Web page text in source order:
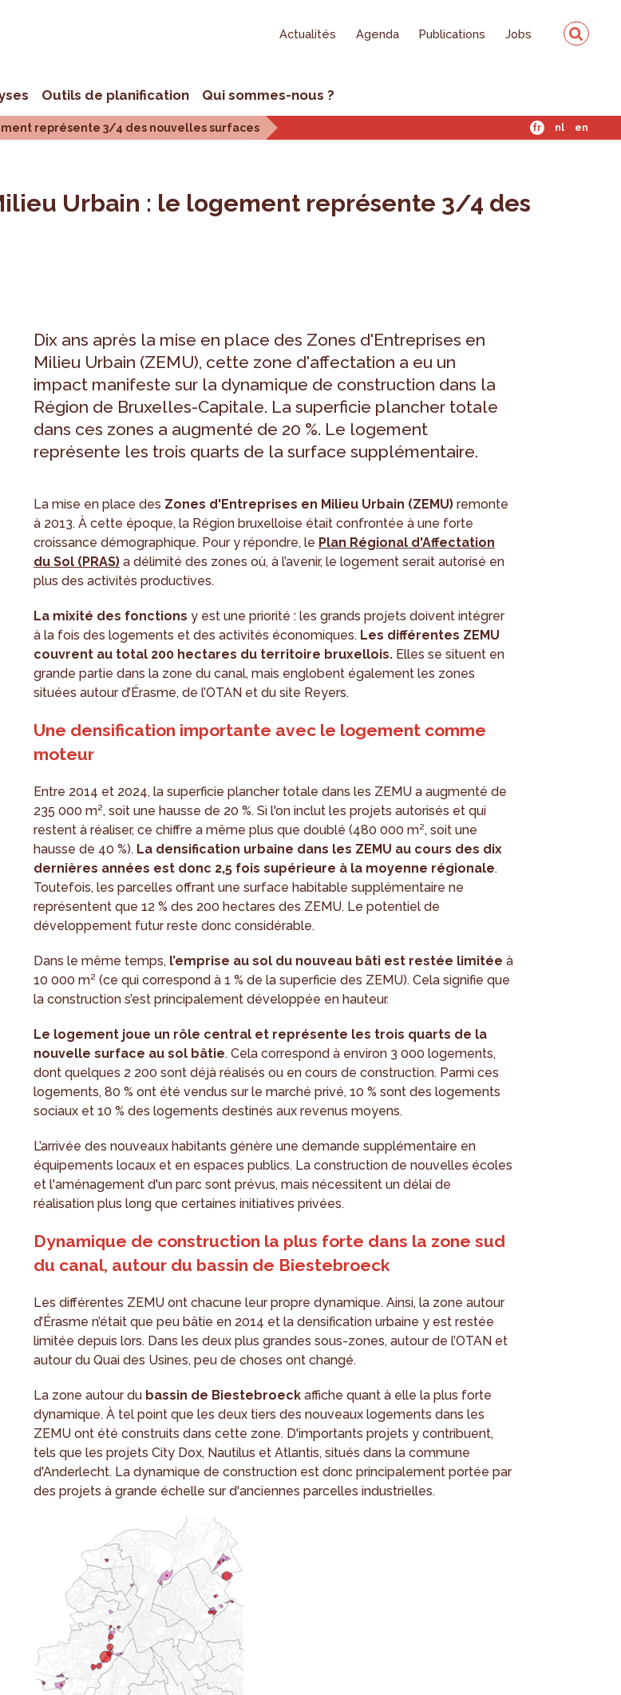
Actualités Agenda Publications Jobs
Outils de planification Qui sommes-nous ?
représente 3/4 des nouvelles surfaces fr nl en
Urbain : le logement représente 3/4 des
Dix ans après la mise en place des Zones d'Entreprises en
Milieu Urbain (ZEMU), cette zone d'affectation a eu un
impact manifeste sur la dynamique de construction dans la
Région de Bruxelles-Capitale. La superficie plancher totale
dans ces zones a augmenté de 20 %. Le logement
représente les trois quarts de la surface supplémentaire.
La mise en place des Zones d'Entreprises en Milieu Urbain (ZEMU)remonte
à 2013. À cette époque, la Région bruxelloise était confrontée à une forte
croissance démographique. Pour y répondre, le Plan Régional d'Affectation
du Sol (PRAS) a délimité des zones où, à l’avenir, le logement serait autorisé en
plus des activités productives.
La mixité des fonctions y est une priorité : les grands projets doivent intégrer
à la fois des logements et des activités économiques. Les différentes ZEMU
couvrent au total 200 hectares du territoire bruxellois. Elles se situent en
grande partie dans la zone du canal, mais englobent également les zones
situées autour d’Érasme, de l’OTAN et du site Reyers.
Une densification importante avec le logement comme
moteur
Entre 2014 et 2024, la superficie plancher totale dans les ZEMU a augmenté de
235 000 m², soit une hausse de 20 %. Si l'on inclut les projets autorisés et qui
restent à réaliser, ce chiffre a même plus que doublé (480 000 m², soit une
hausse de 40 %). La densification urbaine dans les ZEMU au cours des dix
dernières années est donc 2,5 fois supérieure à la moyenne régionale.
Toutefois, les parcelles offrant une surface habitable supplémentaire ne
représentent que 12 % des 200 hectares des ZEMU. Le potentiel de
développement futur reste donc considérable.
Dans le même temps, l’emprise au sol du nouveau bâti est restée limitée à
10 000 m² (ce qui correspond à 1 % de la superficie des ZEMU). Cela signifie que
la construction s’est principalement développée en hauteur.
Le logement joue un rôle central et représente les trois quarts de la
nouvelle surface au sol bâtie. Cela correspond à environ 3 000 logements,
dont quelques 2 200 sont déjà réalisés ou en cours de construction. Parmi ces
logements, 80 % ont été vendus sur le marché privé, 10 % sont des logements
sociaux et 10 % des logements destinés aux revenus moyens.
L’arrivée des nouveaux habitants génère une demande supplémentaire en
équipements locaux et en espaces publics. La construction de nouvelles écoles
et l'aménagement d'un parc sont prévus, mais nécessitent un délai de
réalisation plus long que certaines initiatives privées.
Dynamique de construction la plus forte dans la zone sud
du canal, autour du bassin de Biestebroeck
Les différentes ZEMU ont chacune leur propre dynamique. Ainsi, la zone autour
d’Érasme n’était que peu bâtie en 2014 et la densification urbaine y est restée
limitée depuis lors. Dans les deux plus grandes sous-zones, autour de l’OTAN et
autour du Quai des Usines, peu de choses ont changé.
La zone autour du bassin de Biestebroeck affiche quant à elle la plus forte
dynamique. À tel point que les deux tiers des nouveaux logements dans les
ZEMU ont été construits dans cette zone. D'importants projets y contribuent,
tels que les projets City Dox, Nautilus et Atlantis, situés dans la commune
d'Anderlecht. La dynamique de construction est donc principalement portée par
des projets à grande échelle sur d'anciennes parcelles industrielles.